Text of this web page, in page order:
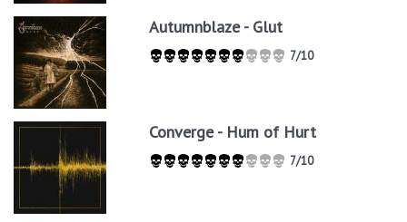
Autumnblaze - Glut
7/10
Converge - Hum of Hurt
7/10